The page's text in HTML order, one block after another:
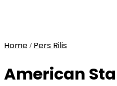
Home / Pers Rilis
American